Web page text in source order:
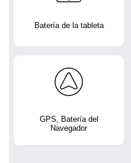
Batería de la tableta
GPS, Batería del
Navegador